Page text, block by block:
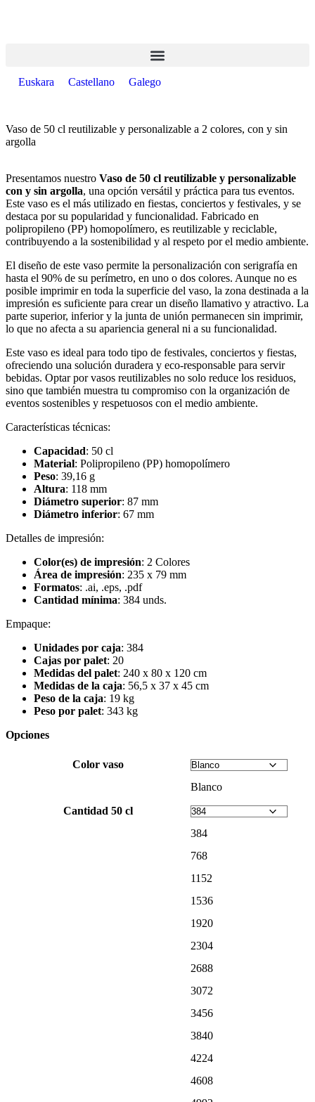
Euskara Castellano Galego
Vaso de 50 cl reutilizable y personalizable a 2 colores, con y sin
argolla
Presentamos nuestro Vaso de 50 cl reutilizable y personalizable
con y sin argolla, una opción versátil y práctica para tus eventos.
Este vaso es el más utilizado en fiestas, conciertos y festivales, y se
destaca por su popularidad y funcionalidad. Fabricado en
polipropileno (PP) homopolímero, es reutilizable y reciclable,
contribuyendo a la sostenibilidad y al respeto por el medio ambiente.
El diseño de este vaso permite la personalización con serigrafía en
hasta el 90% de su perímetro, en uno o dos colores. Aunque no es
posible imprimir en toda la superficie del vaso, la zona destinada a la
impresión es suficiente para crear un diseño llamativo y atractivo. La
parte superior, inferior y la junta de unión permanecen sin imprimir,
lo que no afecta a su apariencia general ni a su funcionalidad.
Este vaso es ideal para todo tipo de festivales, conciertos y fiestas,
ofreciendo una solución duradera y eco-responsable para servir
bebidas. Optar por vasos reutilizables no solo reduce los residuos,
sino que también muestra tu compromiso con la organización de
eventos sostenibles y respetuosos con el medio ambiente.
Características técnicas:
Capacidad: 50 cl
Material: Polipropileno (PP) homopolímero
Peso: 39,16 g
Altura: 118 mm
Diámetro superior: 87 mm
Diámetro inferior: 67 mm
Detalles de impresión:
Color(es) de impresión: 2 Colores
Área de impresión: 235 x 79 mm
Formatos: .ai, .eps, .pdf
Cantidad mínima: 384 unds.
Empaque:
Unidades por caja: 384
Cajas por palet: 20
Medidas del palet: 240 x 80 x 120 cm
Medidas de la caja: 56,5 x 37 x 45 cm
Peso de la caja: 19 kg
Peso por palet: 343 kg
Opciones
Color vaso
Blanco
Cantidad 50 cl
384
768
1152
1536
1920
2304
2688
3072
3456
3840
4224
4608